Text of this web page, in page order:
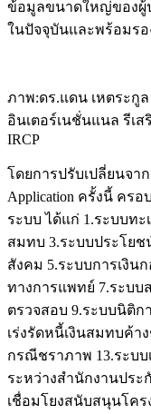
ข้อมูลขนาดใหญ่ของผู้
ในปัจจุบันและพร้อมร
ภาพ:ดร.แดน เหตระกู
อินเตอร์เนชั่นแนล รีเ
IRCP
โดยการปรับเปลี่ยนจาก
Application ครั้งนี้ คร
ระบบ ได้แก่ 1.ระบบท
สมทบ 3.ระบบประโย
สังคม 5.ระบบการเงิน
ทางการแพทย์ 7.ระบ
ตรวจสอบ 9.ระบบนิติก
เร่งรัดหนี้เงินสมทบค้า
กรณีชราภาพ 13.ระบ
ระหว่างสำนักงานปร
เชื่อมโยงสนับสนุนโครง